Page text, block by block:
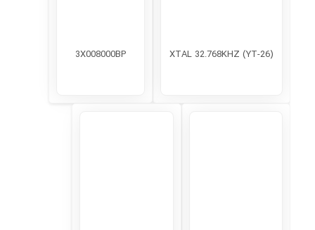
XTAL 32.768KHZ (YT-26)
3X008000BP